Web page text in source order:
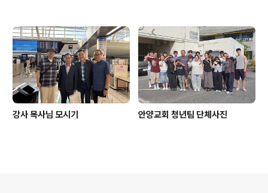
강사 목사님 모시기 안양교회 청년팀 단체사진